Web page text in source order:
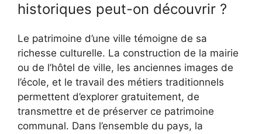
historiques peut-on découvrir ?
Le patrimoine d’une ville témoigne de sa
richesse culturelle. La construction de la mairie
ou de l’hôtel de ville, les anciennes images de
l’école, et le travail des métiers traditionnels
permettent d’explorer gratuitement, de
transmettre et de préserver ce patrimoine
communal. Dans l’ensemble du pays, la